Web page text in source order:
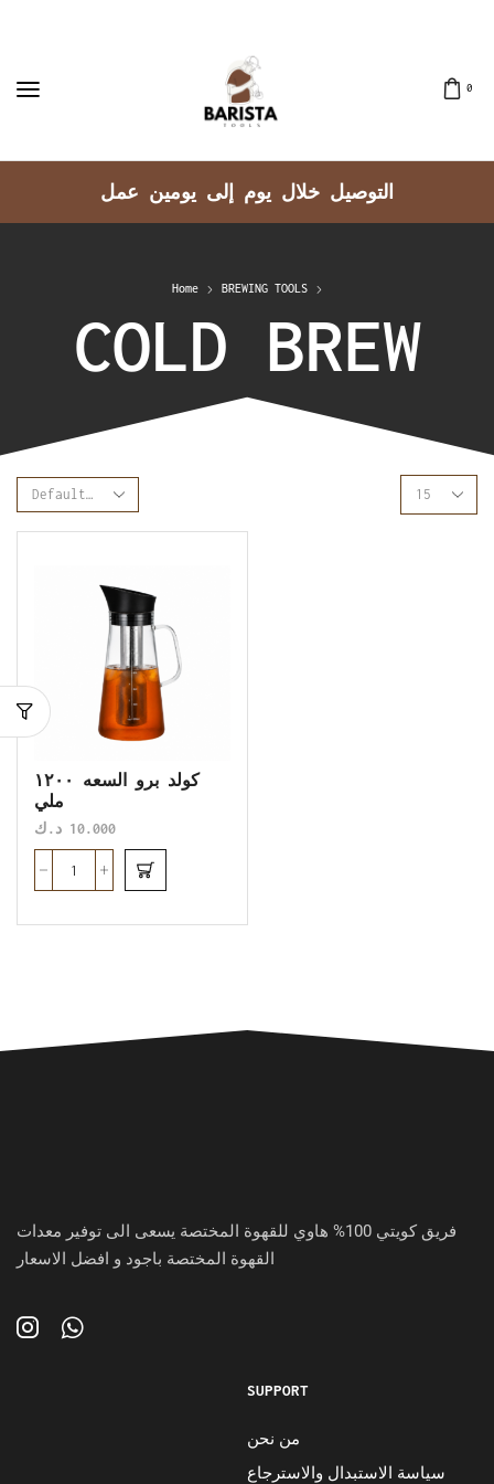
0
التوصيل خلال يوم إلى يومين عمل
Home BREWING TOOLS
COLD BREW
كولد برو السعه ١٢٠٠
ملي
10.000 د.ك
فريق كويتي 100% هاوي للقهوة المختصة يسعى الى توفير معدات
القهوة المختصة باجود و افضل الاسعار
SUPPORT
من نحن
سياسة الاستبدال والاسترجاع